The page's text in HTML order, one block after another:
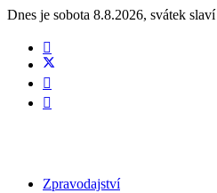
Dnes je sobota 8.8.2026, svátek slaví
Zpravodajství